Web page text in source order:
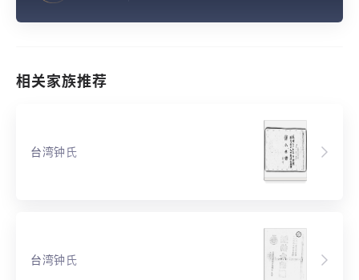
相关家族推荐
台湾钟氏
台湾钟氏